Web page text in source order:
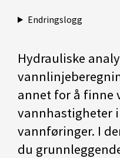
Endringslogg
Hydrauliske
annet for å finne
vannhastigheter
vannføringer. I
du